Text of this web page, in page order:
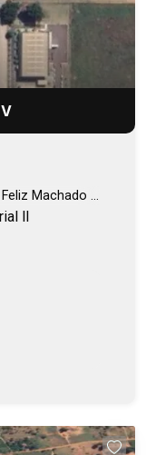
Machado -
ll